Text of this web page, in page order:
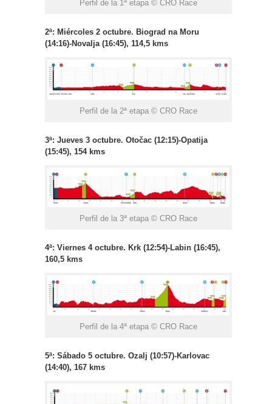
Perfil de la 1ª etapa © CRO Race
2ª: Miércoles 2 octubre. Biograd na Moru
(14:16)-Novalja (16:45), 114,5 kms
Perfil de la 2ª etapa © CRO Race
3ª: Jueves 3 octubre. Otočac (12:15)-Opatija
(15:45), 154 kms
Perfil de la 3ª etapa © CRO Race
4ª: Viernes 4 octubre. Krk (12:54)-Labin (16:45),
160,5 kms
Perfil de la 4ª etapa © CRO Race
5ª: Sábado 5 octubre. Ozalj (10:57)-Karlovac
(14:40), 167 kms